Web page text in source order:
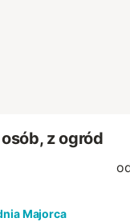
z ogród
Majorca